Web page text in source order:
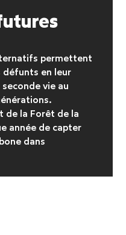
permettent
défunts en leur
vie au
de la Forêt de la
année de capter
dans